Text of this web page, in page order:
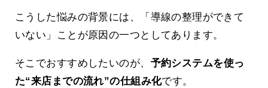
こうした悩みの背景には、「導線の整理ができて
いない」ことが原因の一つとしてあります。
そこでおすすめしたいのが、 予約システムを使っ
た“来店までの流れ”の仕組み化です。